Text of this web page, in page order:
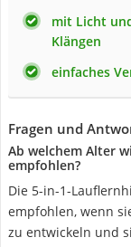
mit Licht
Klängen
einfaches
Fragen und
Ab welchem Alter
empfohlen?
Die 5-in-1-
empfohlen, wenn
zu entwickeln und